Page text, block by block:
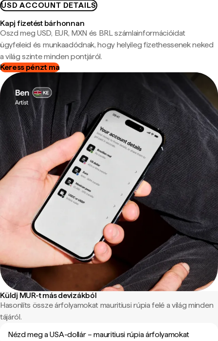
USD ACCOUNT DETAILS
Kapj fizetést bárhonnan
Oszd meg USD, EUR, MXN és BRL számlainformációidat
ügyfeleid és munkaadódnak, hogy helyileg fizethessenek neked
a világ szinte minden pontjáról.
Keress pénzt ma
Küldj MUR-t más devizákból
Hasonlíts össze árfolyamokat mauritiusi rúpia felé a világ minden
tájáról.
Nézd meg a USA-dollár – mauritiusi rúpia árfolyamokat